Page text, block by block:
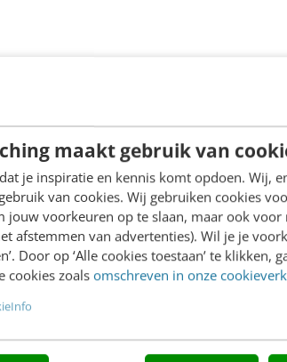
maakt gebruik van
je inspiratie en kennis komt opdoen. Wij,
van cookies. Wij gebruiken cookies
jouw voorkeuren op te slaan, maar ook
afstemmen van advertenties). Wil je je
Door op ‘Alle cookies toestaan’ te klikken,
cookies zoals omschreven in onze